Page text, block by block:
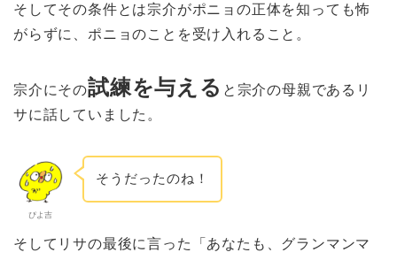
そしてその条件とは宗介がポニョの正体を知っても怖
がらずに、ポニョのことを受け入れること。
宗介にその試練を与える と宗介の母親であるリ
サに話していました。
ぴよ吉
そうだったのね！
そしてリサの最後に言った「あなたも、グランマンマ